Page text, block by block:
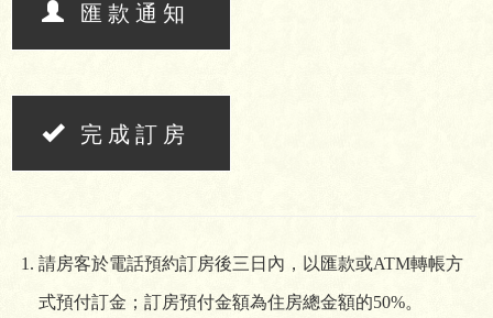
匯款通知
完成訂房
請房客於電話預約訂房後三日內，以匯款或ATM轉帳方
式預付訂金；訂房預付金額為住房總金額的50%。